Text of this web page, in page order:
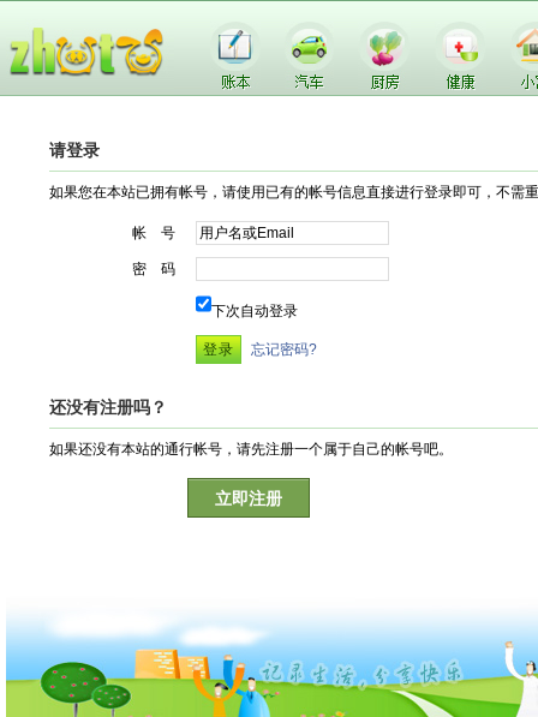
请登录
如果您在本站已拥有帐号，请使用已有的帐号信息直接进行登录即可，不需
帐 号
密 码
下次自动登录
忘记密码?
还没有注册吗？
如果还没有本站的通行帐号，请先注册一个属于自己的帐号吧。
立即注册